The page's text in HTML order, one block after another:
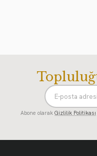
Abone olarak Gizlilik Politikası